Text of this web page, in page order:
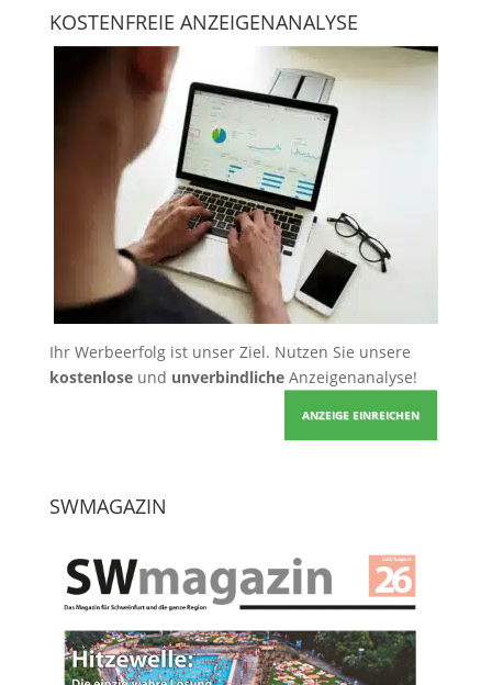
KOSTENFREIE ANZEIGENANALYSE
Ihr Werbeerfolg ist unser Ziel. Nutzen Sie unsere
kostenloseund unverbindlicheAnzeigenanalyse!
ANZEIGE EINREICHEN
SWMAGAZIN